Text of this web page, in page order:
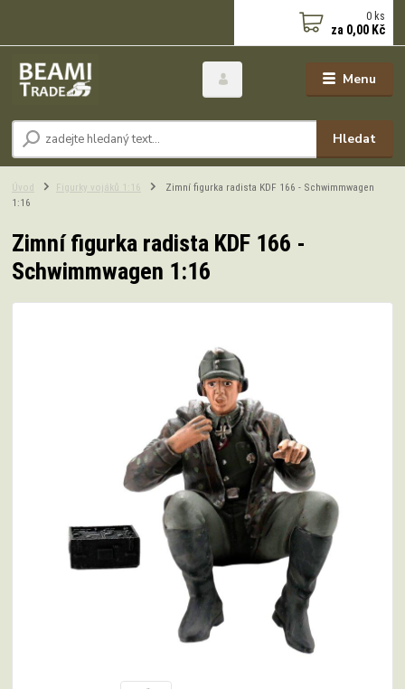
Menu
Hledat
0 ks
za 0,00 Kč
Úvod Figurky vojáků 1:16
Zimní figurka radista KDF 166 - Schwimmwagen
1:16
Zimní figurka radista KDF 166 -
Schwimmwagen 1:16